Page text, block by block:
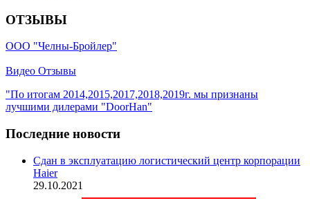
ОТЗЫВЫ
ООО "Челны-Бройлер"
Видео Отзывы
"По итогам 2014,2015,2017,2018,2019г. мы признаны
лучшими дилерами "DoorHan"
Последние новости
Сдан в эксплуатацию логистический центр корпорации
Haier
29.10.2021